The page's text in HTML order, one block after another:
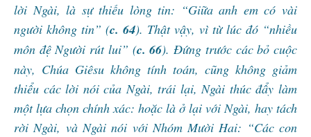
lời Ngài, là sự thiếu lòng tin: “Giữa anh em có vài
người không tin” (c. 64). Thật vậy, vì từ lúc đó “nhiều
môn đệ Người rút lui” (c. 66). Đứng trước các bỏ cuộc
này, Chúa Giêsu không tính toán, cũng không giảm
thiểu các lời nói của Ngài, trái lại, Ngài thúc đẩy làm
một lựa chọn chính xác: hoặc là ở lại với Ngài, hay tách
rời Ngài, và Ngài nói với Nhóm Mười Hai: “Các con